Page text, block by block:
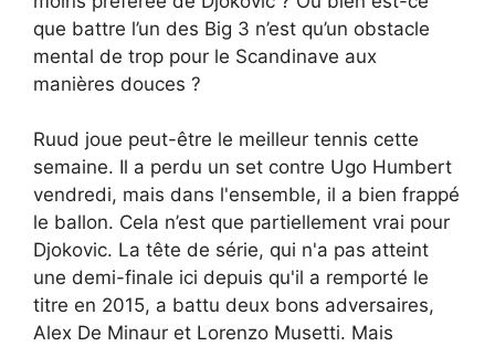
que battre l’un des Big 3 n’est qu’un obstacle
mental de trop pour le Scandinave aux
manières douces ?
Ruud joue peut-être le meilleur tennis cette
semaine. Il a perdu un set contre Ugo Humbert
vendredi, mais dans l'ensemble, il a bien frappé
le ballon. Cela n’est que partiellement vrai pour
Djokovic. La tête de série, qui n'a pas atteint
une demi-finale ici depuis qu'il a remporté le
titre en 2015, a battu deux bons adversaires,
Alex De Minaur et Lorenzo Musetti. Mais